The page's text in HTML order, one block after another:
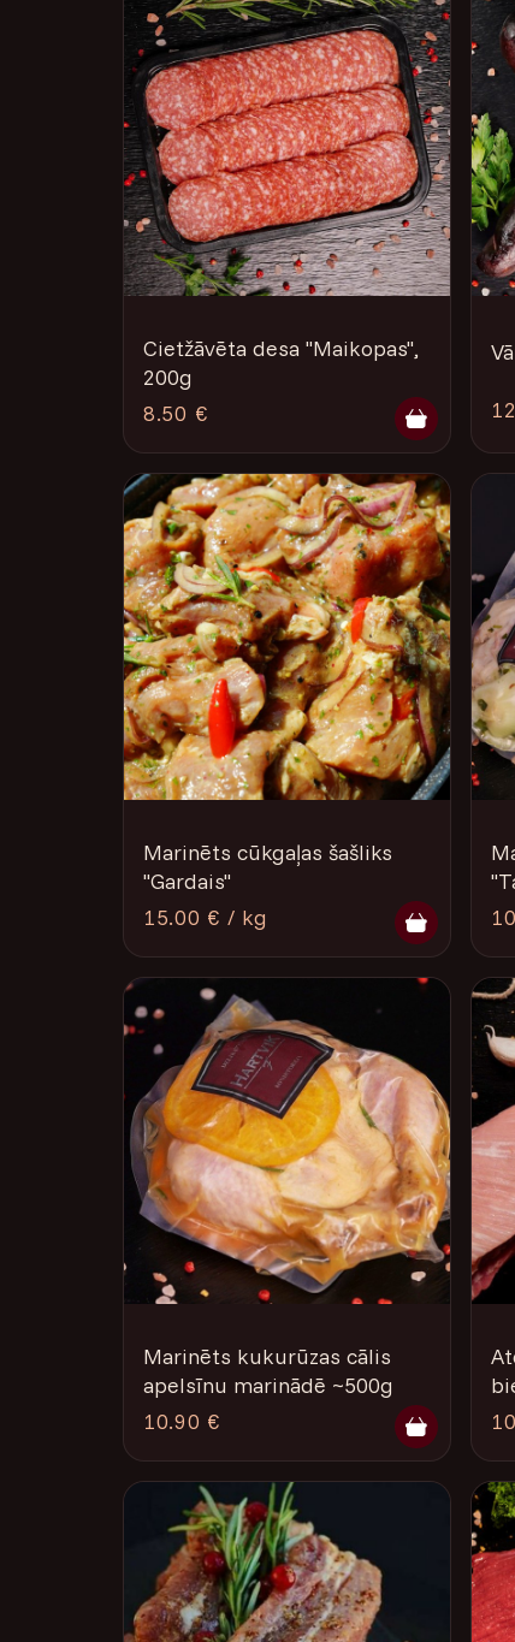
Cietžāvēta desa "Maikopas",
200g
8.50 €
Marinēts cūkgaļas šašliks
''Gardais''
15.00 € / kg
Marinēts kukurūzas cālis
apelsīnu marinādē ~500g
10.90 €